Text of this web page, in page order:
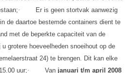
·
Er is geen stortvak aanwezig
de daartoe bestemde containers dient te
met de beperkte capaciteit van de
grotere hoeveelheden snoeihout op de
24) te brengen. Dit kan elke
uur;· Van januari t/m april 2008